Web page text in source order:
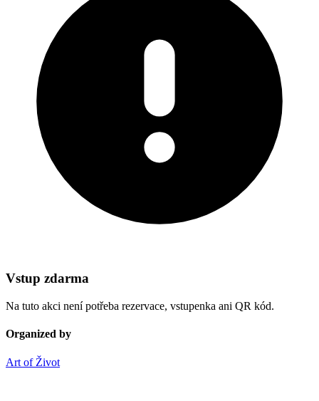
Vstup zdarma
Na tuto akci není potřeba rezervace, vstupenka ani QR kód.
Organized by
Art of Život